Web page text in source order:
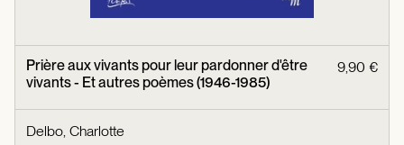
Prière aux vivants pour leur pardonner d'être
vivants - Et autres poèmes (1946-1985)
9,90 €
Delbo, Charlotte